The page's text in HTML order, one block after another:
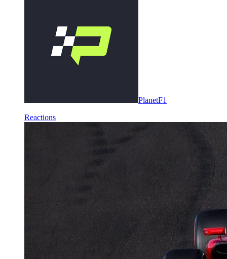
PlanetF1
Reactions